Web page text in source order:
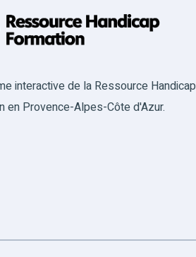
interactive de la Ressource Handicap
en Provence-Alpes-Côte d'Azur.